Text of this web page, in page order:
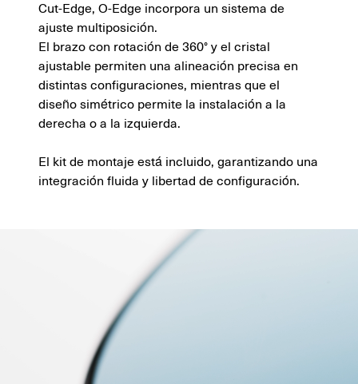
Cut-Edge, O-Edge incorpora un sistema de
ajuste multiposición.
El brazo con rotación de 360° y el cristal
ajustable permiten una alineación precisa en
distintas configuraciones, mientras que el
diseño simétrico permite la instalación a la
derecha o a la izquierda.
El kit de montaje está incluido, garantizando una
integración fluida y libertad de configuración.